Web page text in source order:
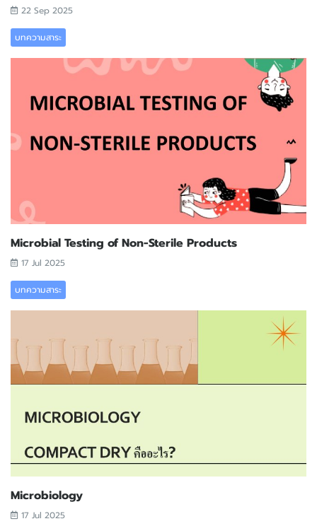
22 Sep 2025
บทความสาระ
Microbial Testing of Non-Sterile Products
17 Jul 2025
บทความสาระ
Microbiology
17 Jul 2025